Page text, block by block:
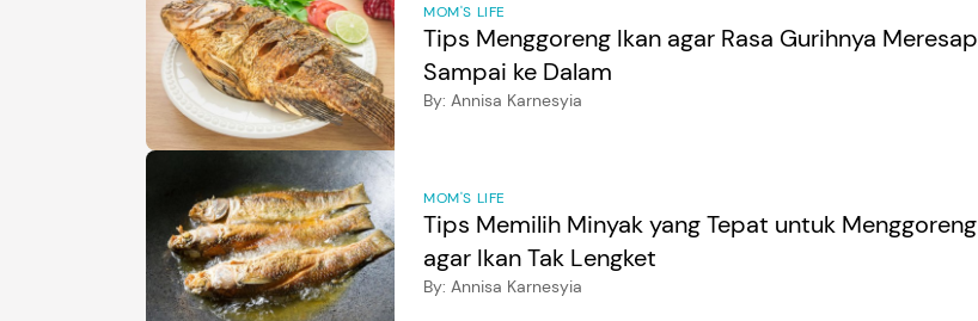
MOM'S LIFE
Tips Menggoreng Ikan agar Rasa Gurihnya Meresap
Sampai ke Dalam
By: Annisa Karnesyia
MOM'S LIFE
Tips Memilih Minyak yang Tepat untuk Menggoreng
agar Ikan Tak Lengket
By: Annisa Karnesyia